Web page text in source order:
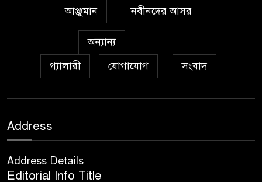
আঞ্জুমান
নবীনদের আসর
অন্যান্য
গ্যালারী
যোগাযোগ সংবাদ
Address
Address Details
Editorial Info Title